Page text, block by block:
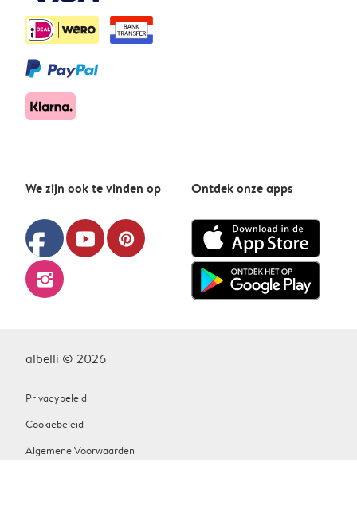
We zijn ook te vinden op
facebook youtube pinterest
instagram
Ontdek onze apps
albelli © 2026
Privacybeleid
Cookiebeleid
Algemene Voorwaarden